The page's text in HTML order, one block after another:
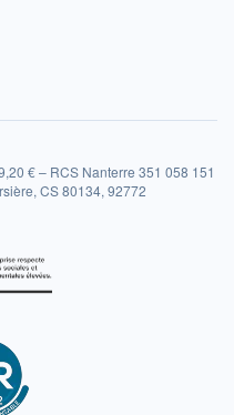
€ – RCS Nanterre 351 058 151
CS 80134, 92772